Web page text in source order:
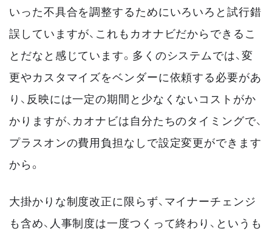
いった不具合を調整するためにいろいろと試行錯
誤していますが、これもカオナビだからできるこ
とだなと感じています。多くのシステムでは、変
更やカスタマイズをベンダーに依頼する必要があ
り、反映には一定の期間と少なくないコストがか
かりますが、カオナビは自分たちのタイミングで、
プラスオンの費用負担なしで設定変更ができます
から。
大掛かりな制度改正に限らず、マイナーチェンジ
も含め、人事制度は一度つくって終わり、というも